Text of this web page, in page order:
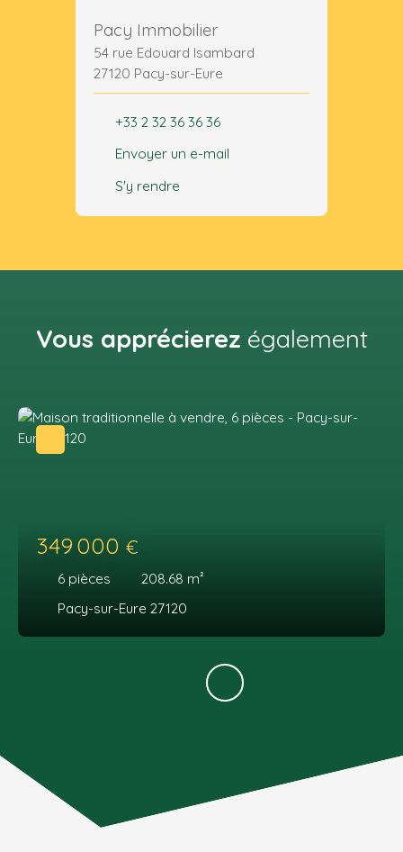
Pacy Immobilier
54 rue Edouard Isambard
27120 Pacy-sur-Eure
+33 2 32 36 36 36
Envoyer un e-mail
S'y rendre
Vous apprécierez également
349 000 €
6 pièces 208.68 m²
Pacy-sur-Eure 27120